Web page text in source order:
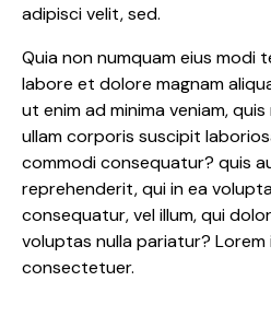
adipisci velit, sed.
Quia non numquam eius modi
labore et dolore magnam
ut enim ad minima veniam,
ullam corporis suscipit
commodi consequatur? quis
reprehenderit, qui in ea
consequatur, vel illum, qui
voluptas nulla pariatur?
consectetuer.